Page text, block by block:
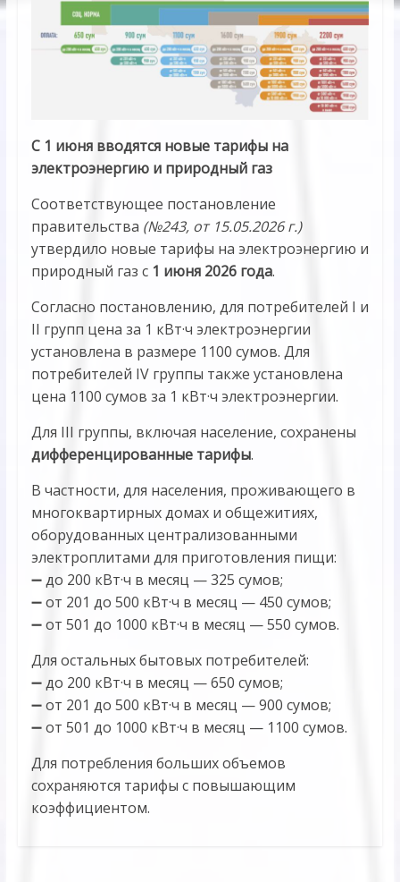
С 1 июня вводятся новые тарифы на
электроэнергию и природный газ
Соответствующее постановление
правительства (№243, от 15.05.2026 г.)
утвердило новые тарифы на электроэнергию и
природный газ с 1 июня 2026 года.
Согласно постановлению, для потребителей I и
II групп цена за 1 кВт·ч электроэнергии
установлена в размере 1100 сумов. Для
потребителей IV группы также установлена
цена 1100 сумов за 1 кВт·ч электроэнергии.
Для III группы, включая население, сохранены
дифференцированные тарифы.
В частности, для населения, проживающего в
многоквартирных домах и общежитиях,
оборудованных централизованными
электроплитами для приготовления пищи:
➖ до 200 кВт·ч в месяц — 325 сумов;
➖ от 201 до 500 кВт·ч в месяц — 450 сумов;
➖ от 501 до 1000 кВт·ч в месяц — 550 сумов.
Для остальных бытовых потребителей:
➖ до 200 кВт·ч в месяц — 650 сумов;
➖ от 201 до 500 кВт·ч в месяц — 900 сумов;
➖ от 501 до 1000 кВт·ч в месяц — 1100 сумов.
Для потребления больших объемов
сохраняются тарифы с повышающим
коэффициентом.